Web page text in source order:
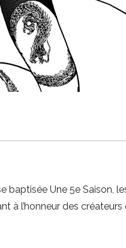
Une 5e Saison,
à l’honneur des